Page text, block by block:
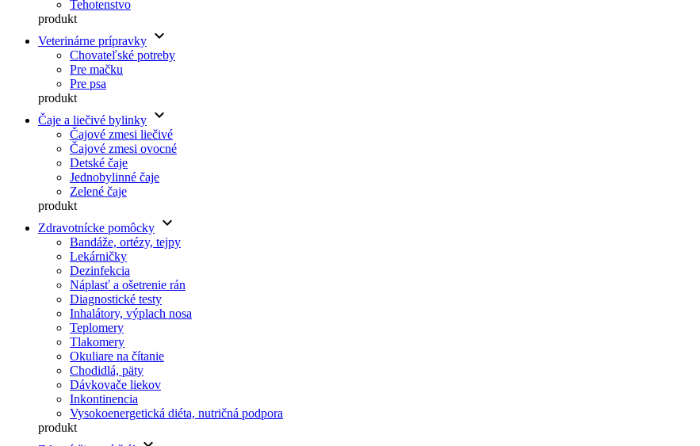
Tehotenstvo
produkt
Veterinárne prípravky keyboard_arrow_down
Chovateľské potreby
Pre mačku
Pre psa
produkt
Čaje a liečivé bylinky keyboard_arrow_down
Čajové zmesi liečivé
Čajové zmesi ovocné
Detské čaje
Jednobylinné čaje
Zelené čaje
produkt
Zdravotnícke pomôcky keyboard_arrow_down
Bandáže, ortézy, tejpy
Lekárničky
Dezinfekcia
Náplasť a ošetrenie rán
Diagnostické testy
Inhalátory, výplach nosa
Teplomery
Tlakomery
Okuliare na čítanie
Chodidlá, päty
Dávkovače liekov
Inkontinencia
Vysokoenergetická diéta, nutričná podpora
produkt